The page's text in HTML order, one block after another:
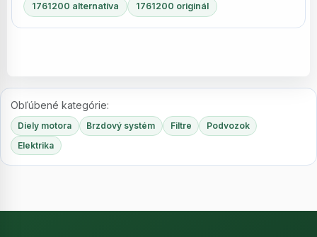
1761200 alternatíva 1761200 originál
Obľúbené kategórie:
Diely motora Brzdový systém Filtre
Podvozok
Elektrika